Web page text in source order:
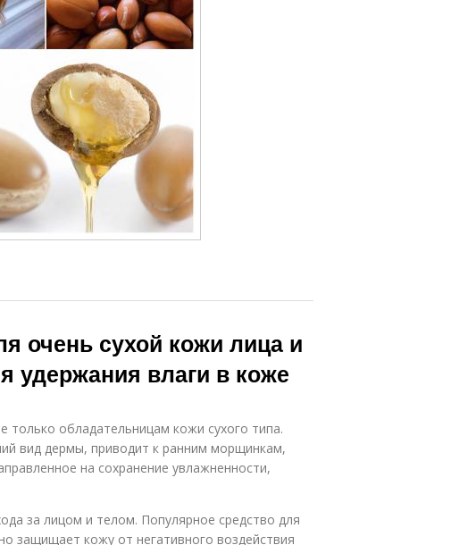
очень сухой кожи лица и
удержания влаги в коже
обладательницам кожи сухого типа.
вид дермы, приводит к ранним морщинкам,
на сохранение увлажненности,
за лицом и телом. Популярное средство для
защищает кожу от негативного воздействия